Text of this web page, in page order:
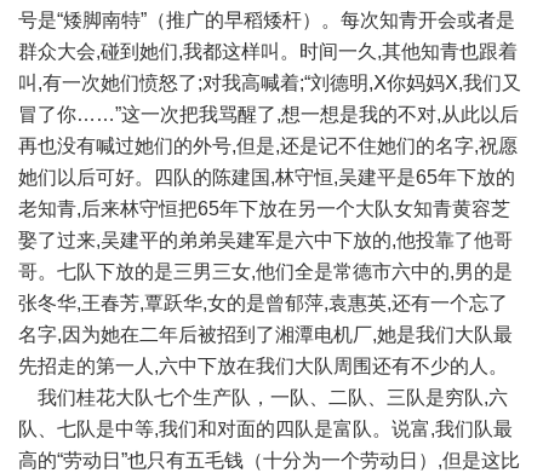
号是“矮脚南特”（推广的早稻矮杆）。每次知青开会或者是
群众大会,碰到她们,我都这样叫。时间一久,其他知青也跟着
叫,有一次她们愤怒了;对我高喊着;“刘德明,Ⅹ你妈妈Ⅹ,我们又
冒了你……”这一次把我骂醒了,想一想是我的不对,从此以后
再也没有喊过她们的外号,但是,还是记不住她们的名字,祝愿
她们以后可好。四队的陈建国,林守恒,吴建平是65年下放的
老知青,后来林守恒把65年下放在另一个大队女知青黄容芝
娶了过来,吴建平的弟弟吴建军是六中下放的,他投靠了他哥
哥。七队下放的是三男三女,他们全是常德市六中的,男的是
张冬华,王春芳,覃跃华,女的是曾郁萍,袁惠英,还有一个忘了
名字,因为她在二年后被招到了湘潭电机厂,她是我们大队最
先招走的第一人,六中下放在我们大队周围还有不少的人。
我们桂花大队七个生产队，一队、二队、三队是穷队,六
队、七队是中等,我们和对面的四队是富队。说富,我们队最
高的“劳动日”也只有五毛钱（十分为一个劳动日）,但是这比